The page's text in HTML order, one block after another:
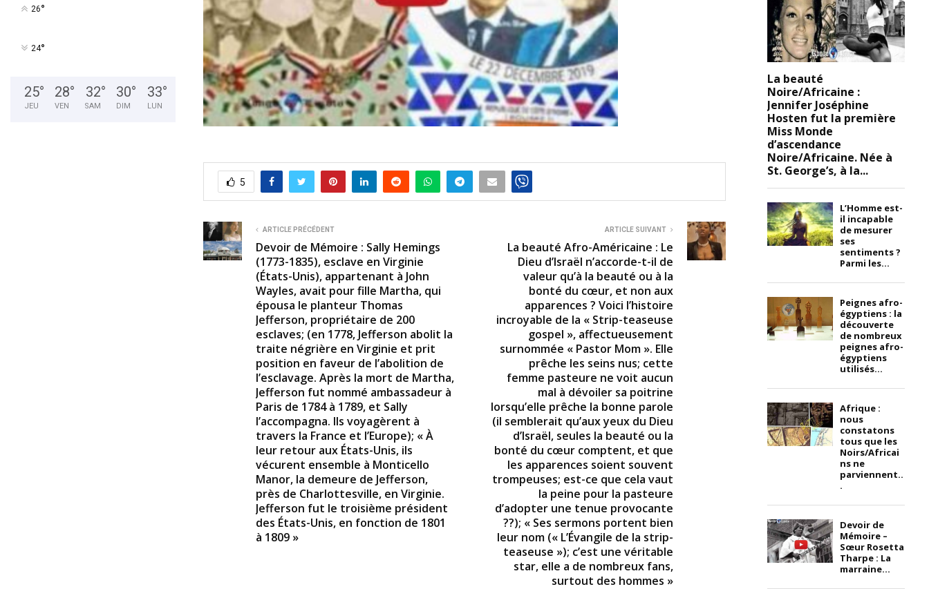
5
ARTICLE PRÉCÉDENT
Devoir de Mémoire : Sally Hemings
(1773-1835), esclave en Virginie
(États-Unis), appartenant à John
Wayles, avait pour fille Martha, qui
épousa le planteur Thomas
Jefferson, propriétaire de 200
esclaves; (en 1778, Jefferson abolit la
traite négrière en Virginie et prit
position en faveur de l’abolition de
l’esclavage. Après la mort de Martha,
Jefferson fut nommé ambassadeur à
Paris de 1784 à 1789, et Sally
l’accompagna. Ils voyagèrent à
travers la France et l’Europe); « À
leur retour aux États-Unis, ils
vécurent ensemble à Monticello
Manor, la demeure de Jefferson,
près de Charlottesville, en Virginie.
Jefferson fut le troisième président
des États-Unis, en fonction de 1801
à 1809 »
ARTICLE SUIVANT
La beauté Afro-Américaine : Le
Dieu d’Israël n’accorde-t-il de
valeur qu’à la beauté ou à la
bonté du cœur, et non aux
apparences ? Voici l’histoire
incroyable de la « Strip-teaseuse
gospel », affectueusement
surnommée « Pastor Mom ». Elle
prêche les seins nus; cette
femme pasteure ne voit aucun
mal à dévoiler sa poitrine
lorsqu’elle prêche la bonne parole
(il semblerait qu’aux yeux du Dieu
d’Israël, seules la beauté ou la
bonté du cœur comptent, et que
les apparences soient souvent
trompeuses; est-ce que cela vaut
la peine pour la pasteure
d’adopter une tenue provocante
??); « Ses sermons portent bien
leur nom (« L’Évangile de la strip-
teaseuse »); c’est une véritable
star, elle a de nombreux fans,
surtout des hommes »
26°
24°
25°
JEU
28°
VEN
32°
SAM
30°
DIM
33°
LUN
La beauté
Noire/Africaine :
Jennifer Joséphine
Hosten fut la première
Miss Monde
d’ascendance
Noire/Africaine. Née à
St. George’s, à la...
L’Homme est-
il incapable
de mesurer
ses
sentiments ?
Parmi les...
Peignes afro-
égyptiens : la
découverte
de nombreux
peignes afro-
égyptiens
utilisés...
Afrique :
nous
constatons
tous que les
Noirs/Africai
ns ne
parviennent..
.
Devoir de
Mémoire –
Sœur Rosetta
Tharpe : La
marraine...